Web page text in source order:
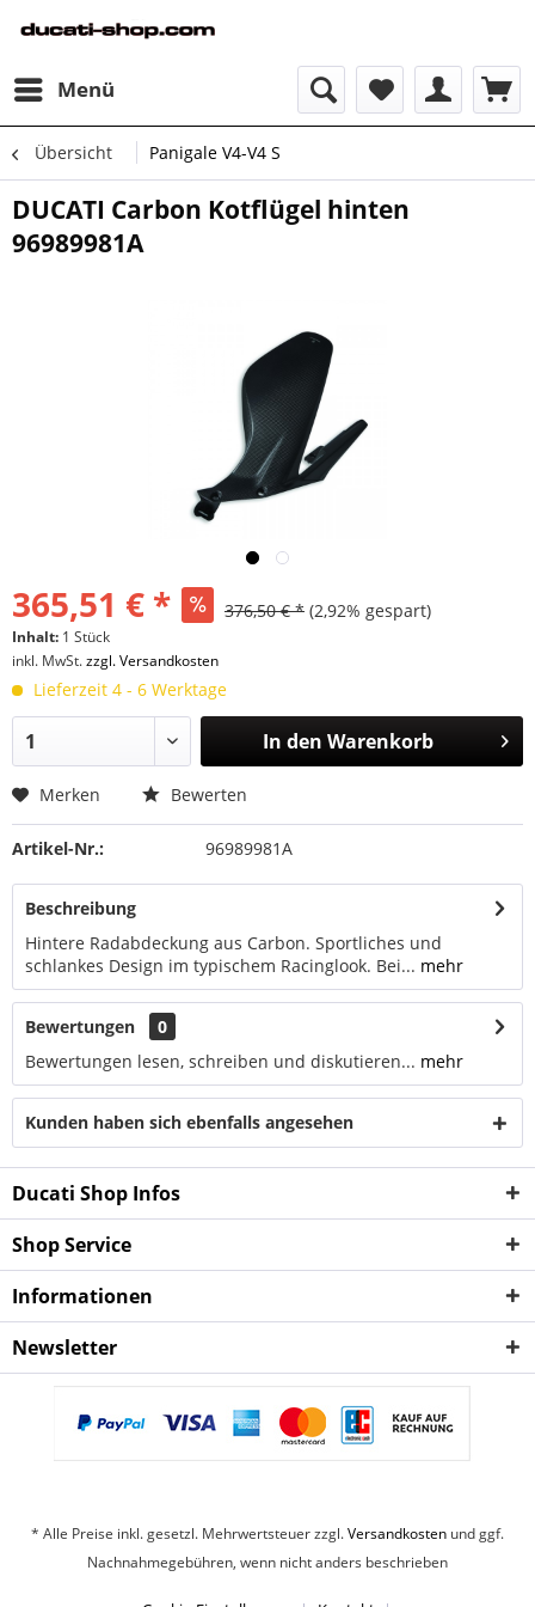
Menü
Übersicht Panigale V4-V4 S
DUCATI Carbon Kotflügel hinten
96989981A
365,51 € * 376,50 € * (2,92% gespart)
Inhalt: 1 Stück
inkl. MwSt.zzgl. Versandkosten
Lieferzeit 4 - 6 Werktage
In den Warenkorb
Merken Bewerten
Artikel-Nr.: 96989981A
Beschreibung
Hintere Radabdeckung aus Carbon. Sportliches und
schlankes Design im typischem Racinglook. Bei... mehr
Bewertungen
0
Bewertungen lesen, schreiben und diskutieren... mehr
Kunden haben sich ebenfalls angesehen
Ducati Shop Infos
Shop Service
Informationen
Newsletter
* Alle Preise inkl. gesetzl. Mehrwertsteuer zzgl.Versandkosten und ggf.
Nachnahmegebühren, wenn nicht anders beschrieben